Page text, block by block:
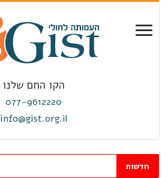
הקו החם שלנו
077-9612220
info@gist.org.il
חדשות